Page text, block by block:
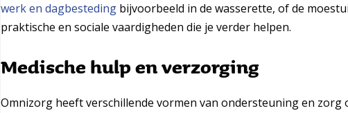
werk en dagbesteding bijvoorbeeld in de wasserette, of de
praktische en sociale vaardigheden die je verder helpen.
Medische hulp en verzorging
Omnizorg heeft verschillende vormen van ondersteuning en zorg